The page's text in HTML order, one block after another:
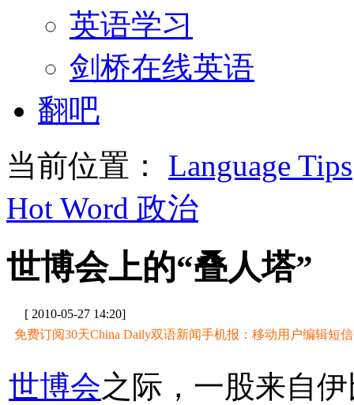
英语学习
剑桥在线英语
翻吧
当前位置： Language Tips
Hot Word 政治
世博会上的“叠人塔”
[ 2010-05-27 14:20]
免费订阅30天China Daily双语新闻手机报：移动用户编辑短信
世博会之际，一股来自